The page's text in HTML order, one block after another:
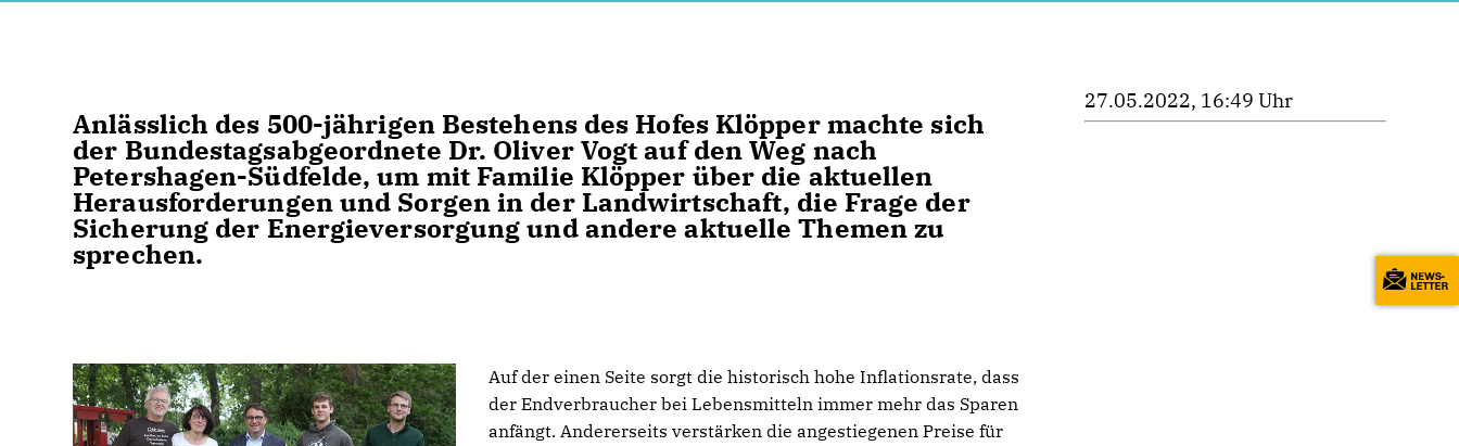
Anlässlich des 500-jährigen Bestehens des Hofes Klöpper machte sich
der Bundestagsabgeordnete Dr. Oliver Vogt auf den Weg nach
Petershagen-Südfelde, um mit Familie Klöpper über die aktuellen
Herausforderungen und Sorgen in der Landwirtschaft, die Frage der
Sicherung der Energieversorgung und andere aktuelle Themen zu
sprechen.
Auf der einen Seite sorgt die historisch hohe Inflationsrate, dass
der Endverbraucher bei Lebensmitteln immer mehr das Sparen
anfängt. Andererseits verstärken die angestiegenen Preise für
27.05.2022, 16:49 Uhr